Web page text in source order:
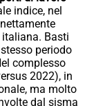
indice, nel
Basti
periodo
complesso
2022), in
ma molto
dal sisma